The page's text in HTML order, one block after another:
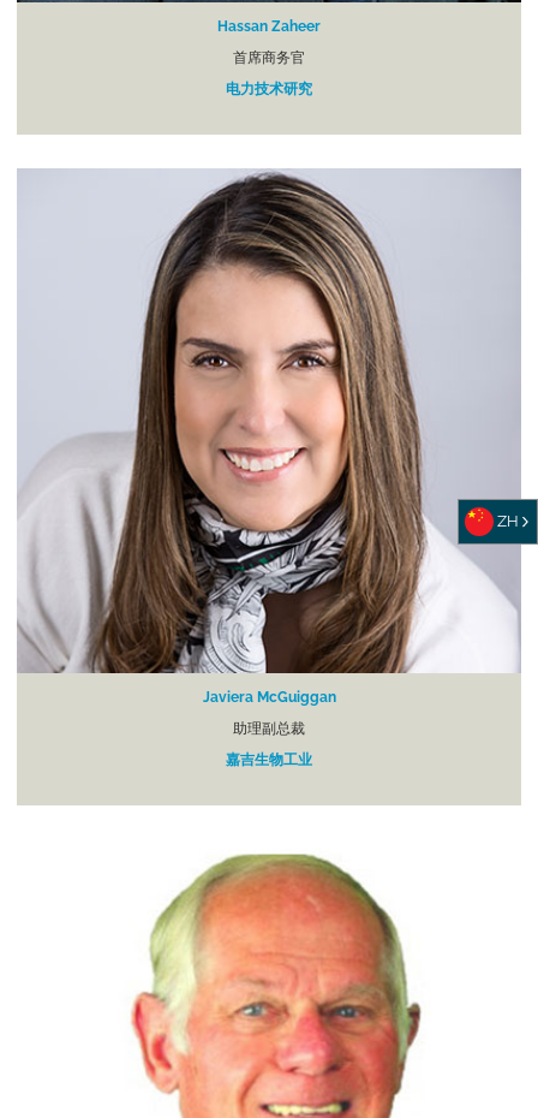
Hassan Zaheer
首席商务官
电力技术研究
Javiera McGuiggan
助理副总裁
嘉吉生物工业
ZH